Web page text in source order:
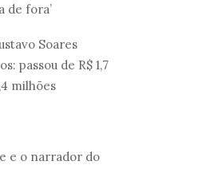
de fora’
Soares
passou de R$ 1,7
milhões
e o narrador do